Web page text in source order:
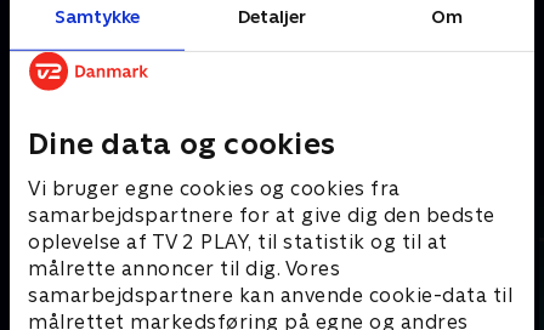
Samtykke Detaljer Om
Dine data og cookies
Vi bruger egne cookies og cookies fra
samarbejdspartnere for at give dig den bedste
oplevelse af TV 2 PLAY, til statistik og til at
målrette annoncer til dig. Vores
samarbejdspartnere kan anvende cookie-data til
målrettet markedsføring på egne og andres
Palm Beach.
Mere indhold fra Apple TV